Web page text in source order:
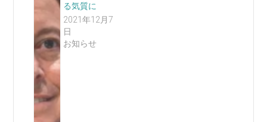
る気質に
2021年12月7
日
お知らせ